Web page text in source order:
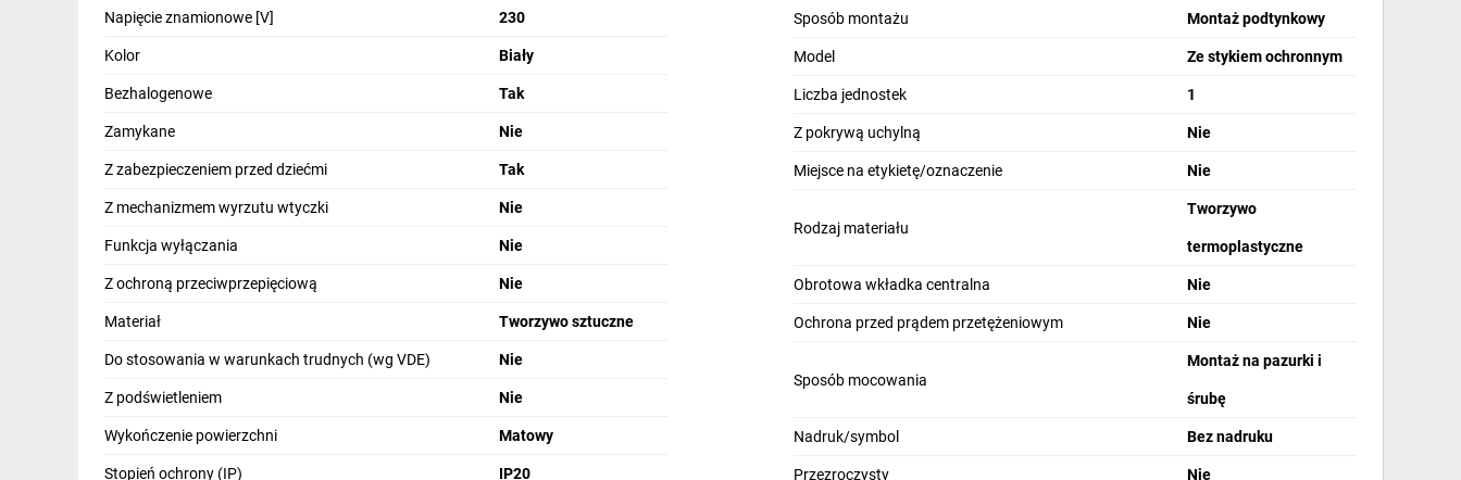
Odzież ochronna i BHP
Inne
Budowa i Remont
Elektronika
Smart home
Wentylacja i rekuperacja
Napięcie znamionowe [V] 230
Kolor Biały
Bezhalogenowe Tak
Zamykane Nie
Z zabezpieczeniem przed dziećmi Tak
Z mechanizmem wyrzutu wtyczki Nie
Funkcja wyłączania Nie
Z ochroną przeciwprzepięciową Nie
Materiał Tworzywo sztuczne
Do stosowania w warunkach trudnych (wg VDE) Nie
Z podświetleniem Nie
Wykończenie powierzchni Matowy
Stopień ochrony (IP) IP20
Sposób montażu Montaż podtynkowy
Model Ze stykiem ochronnym
Liczba jednostek 1
Z pokrywą uchylną Nie
Miejsce na etykietę/oznaczenie Nie
Rodzaj materiału
Tworzywo
termoplastyczne
Obrotowa wkładka centralna Nie
Ochrona przed prądem przetężeniowym Nie
Sposób mocowania
Montaż na pazurki i
śrubę
Nadruk/symbol Bez nadruku
Przezroczysty Nie